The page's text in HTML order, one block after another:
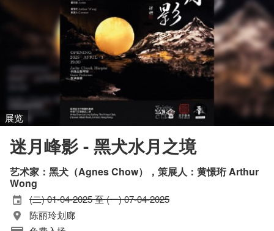
展览
迷月峰影 - 黑犬水月之境
艺术家：黑犬（Agnes Chow），策展人：黄憬珩 Arthur
Wong
(二) 01-04-2025 至 (一) 07-04-2025
陈丽玲划廊